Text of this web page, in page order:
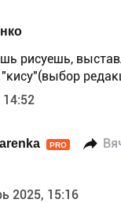
рисуешь,
14:52
PRO
2025, 15:16